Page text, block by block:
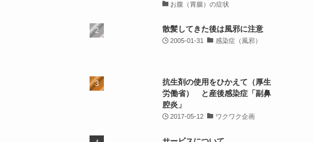
お腹（胃腸）の症状
散髪してきた後は風邪に注意
2005-01-31 感染症（風邪）
抗生剤の使用をひかえて（厚生
労働省） と産後感染症「副鼻
腔炎」
2017-05-12 ワクワク企画